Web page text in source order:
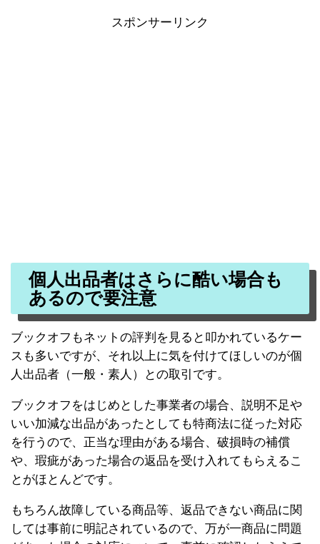
スポンサーリンク
個人出品者はさらに酷い場合も
あるので要注意
ブックオフもネットの評判を見ると叩かれているケー
スも多いですが、それ以上に気を付けてほしいのが個
人出品者（一般・素人）との取引です。
ブックオフをはじめとした事業者の場合、説明不足や
いい加減な出品があったとしても特商法に従った対応
を行うので、正当な理由がある場合、破損時の補償
や、瑕疵があった場合の返品を受け入れてもらえるこ
とがほとんどです。
もちろん故障している商品等、返品できない商品に関
しては事前に明記されているので、万が一商品に問題